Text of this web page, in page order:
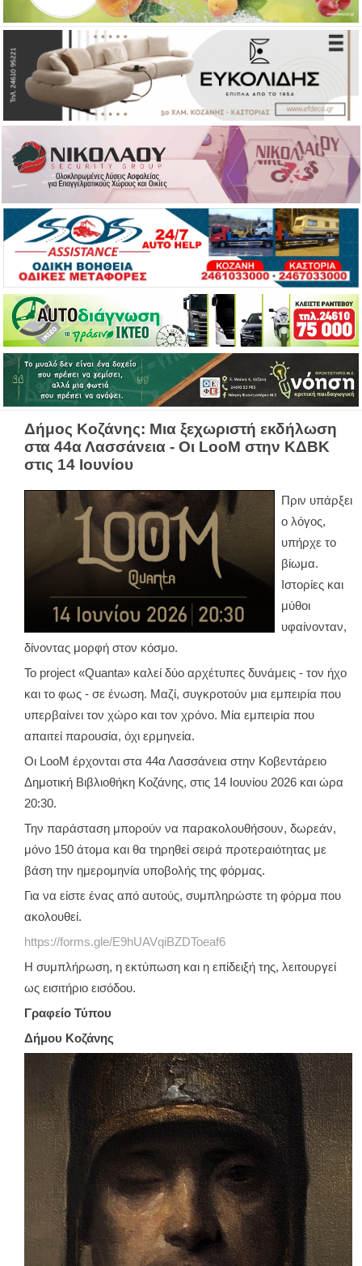
Δήμος Κοζάνης: Μια ξεχωριστή εκδήλωση
στα 44α Λασσάνεια - Οι LooM στην ΚΔΒΚ
στις 14 Ιουνίου
Πριν υπάρξει
ο λόγος,
υπήρχε το
βίωμα.
Ιστορίες και
μύθοι
υφαίνονταν,
δίνοντας μορφή στον κόσμο.
Το project «Quanta» καλεί δύο αρχέτυπες δυνάμεις - τον ήχο
και το φως - σε ένωση. Μαζί, συγκροτούν μια εμπειρία που
υπερβαίνει τον χώρο και τον χρόνο. Μία εμπειρία που
απαιτεί παρουσία, όχι ερμηνεία.
Οι LooM έρχονται στα 44α Λασσάνεια στην Κοβεντάρειο
Δημοτική Βιβλιοθήκη Κοζάνης, στις 14 Ιουνίου 2026 και ώρα
20:30.
Την παράσταση μπορούν να παρακολουθήσουν, δωρεάν,
μόνο 150 άτομα και θα τηρηθεί σειρά προτεραιότητας με
βάση την ημερομηνία υποβολής της φόρμας.
Για να είστε ένας από αυτούς, συμπληρώστε τη φόρμα που
ακολουθεί.
https://forms.gle/E9hUAVqiBZDToeaf6
Η συμπλήρωση, η εκτύπωση και η επίδειξή της, λειτουργεί
ως εισιτήριο εισόδου.
Γραφείο Τύπου
Δήμου Κοζάνης